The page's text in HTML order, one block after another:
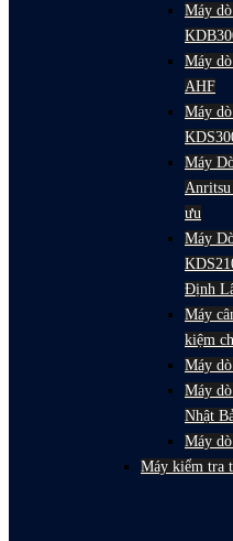
Máy
Máy
AHF
Máy
Máy
ưu
Máy
Định
Máy
kiệm
Máy
Máy
Nhật
Máy
Máy kiểm tra